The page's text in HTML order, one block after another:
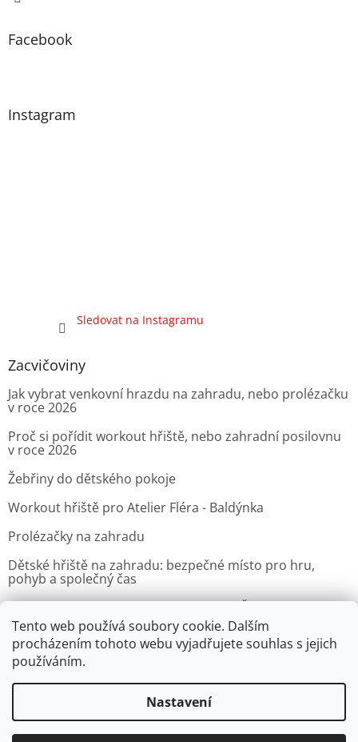
Tento web používá soubory cookie. Dalším
procházením tohoto webu vyjadřujete souhlas s jejich
používáním.
Nastavení
Facebook
Instagram
Sledovat na Instagramu
Zacvičoviny
Jak vybrat venkovní hrazdu na zahradu, nebo prolézačku
v roce 2026
Proč si pořídit workout hřiště, nebo zahradní posilovnu
v roce 2026
Žebřiny do dětského pokoje
Workout hřiště pro Atelier Fléra - Baldýnka
Prolézačky na zahradu
Dětské hřiště na zahradu: bezpečné místo pro hru,
pohyb a společný čas
republiky v Praze
ARCHIV
Vytvořil Shoptet